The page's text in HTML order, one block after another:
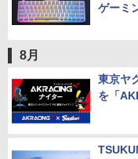
ゲーミ
8月
東京ヤ
を「